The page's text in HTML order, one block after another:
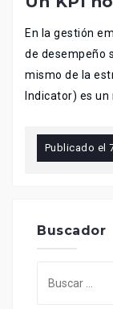
En la gestión
de desempeño
mismo de la
Indicator) es un
Publicado el
Buscador